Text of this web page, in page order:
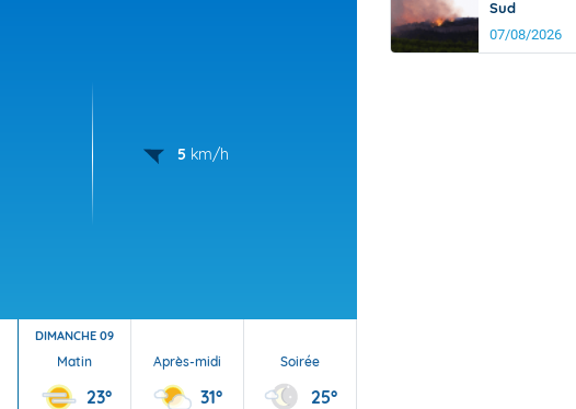
5 km/h
DIMANCHE 09
Matin
23°
Après-midi
31°
Soirée
25°
Sud
07/08/2026